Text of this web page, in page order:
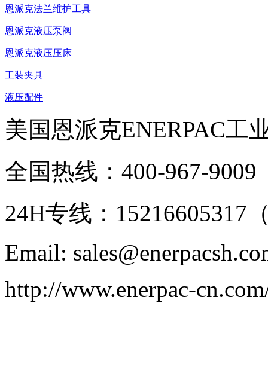
恩派克法兰维护工具
恩派克液压泵阀
恩派克液压压床
工装夹具
液压配件
美国恩派克ENERPAC工
全国热线：400-967-9009
24H专线：15216605317
Email:
http://www.enerpac-